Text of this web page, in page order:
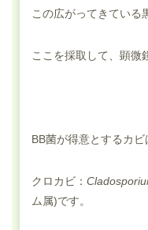
この広がってきている
ここを採取して、顕微
BB菌が得意とするカビ
クロカビ：
ム属)です。